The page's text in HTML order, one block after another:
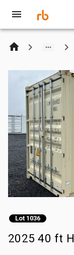
Lot 1036
2025 40 ft